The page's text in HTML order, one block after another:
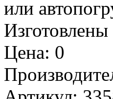
или
Цена: 0